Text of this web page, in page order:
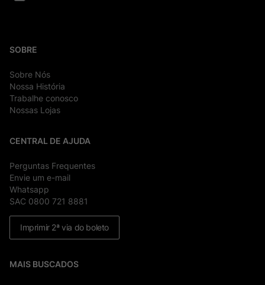
SOBRE
Sobre Nós
Nossa História
Trabalhe conosco
Nossas Lojas
CENTRAL DE AJUDA
Perguntas Frequentes
Envie um e-mail
Whatsapp
SAC 0800 721 8881
Imprimir 2ª via do boleto
MAIS BUSCADOS